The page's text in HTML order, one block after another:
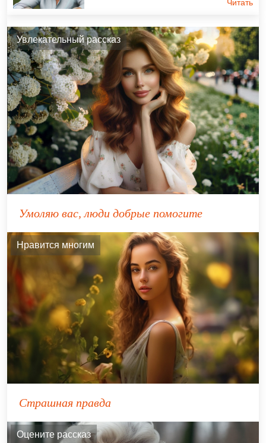
Читать
Увлекательный рассказ
Умоляю вас, люди добрые помогите
Нравится многим
Страшная правда
Оцените рассказ